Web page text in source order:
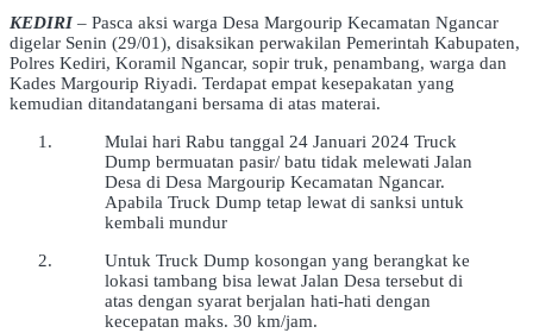
KEDIRI– Pasca aksi warga Desa Margourip Kecamatan Ngancar
digelar Senin (29/01), disaksikan perwakilan Pemerintah Kabupaten,
Polres Kediri, Koramil Ngancar, sopir truk, penambang, warga dan
Kades Margourip Riyadi. Terdapat empat kesepakatan yang
kemudian ditandatangani bersama di atas materai.
Mulai hari Rabu tanggal 24 Januari 2024 Truck
Dump bermuatan pasir/ batu tidak melewati Jalan
Desa di Desa Margourip Kecamatan Ngancar.
Apabila Truck Dump tetap lewat di sanksi untuk
kembali mundur
Untuk Truck Dump kosongan yang berangkat ke
lokasi tambang bisa lewat Jalan Desa tersebut di
atas dengan syarat berjalan hati-hati dengan
kecepatan maks. 30 km/jam.